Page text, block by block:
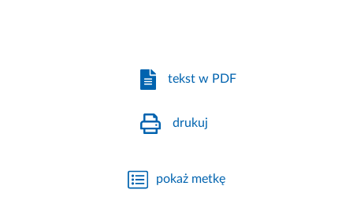
tekst w PDF
drukuj
pokaż metkę